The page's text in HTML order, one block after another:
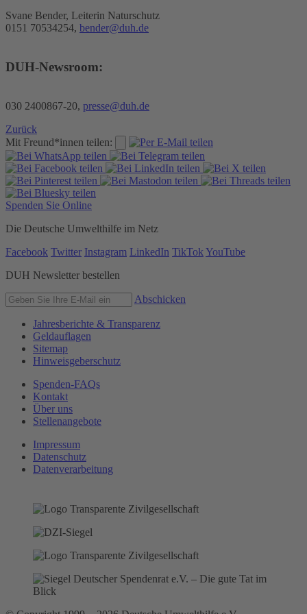
Svane Bender, Leiterin Naturschutz
0151 70534254, bender@duh.de
DUH-Newsroom:
030 2400867-20, presse@duh.de
Zurück
Mit Freund*innen teilen:
Spenden Sie Online
Die Deutsche Umwelthilfe im Netz
Facebook Twitter Instagram LinkedIn TikTok YouTube
DUH Newsletter bestellen
Abschicken
Jahresberichte & Transparenz
Geldauflagen
Sitemap
Hinweisgeberschutz
Spenden-FAQs
Kontakt
Über uns
Stellenangebote
Impressum
Datenschutz
Datenverarbeitung